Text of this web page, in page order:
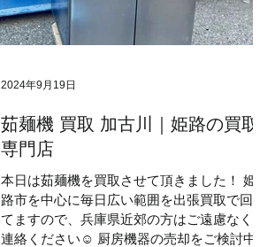
茹麺機 買取 加古川｜姫路の買取
専門店
本日は茹麺機を買取させて頂きました！ 姫
路市を中心に毎日広い範囲を出張買取で回っ
てますので、兵庫県近郊の方はご遠慮なくご
連絡ください☺ 厨房機器の売却をご検討中
2024年9月19日